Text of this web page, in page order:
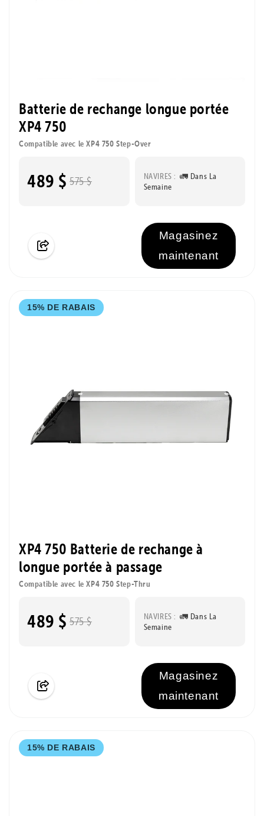
Batterie de rechange longue portée
XP4 750
Compatible avec le XP4 750 Step-Over
489 $ 575 $ NAVIRES : 🚛 Dans La
Semaine
Magasinez
maintenant
15% DE RABAIS
XP4 750 Batterie de rechange à
longue portée à passage
Compatible avec le XP4 750 Step-Thru
489 $ 575 $ NAVIRES : 🚛 Dans La
Semaine
Magasinez
maintenant
15% DE RABAIS